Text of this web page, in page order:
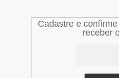
Cadastre e
receber